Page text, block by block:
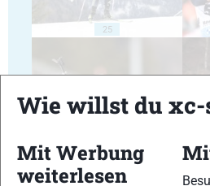
25
Wie willst du xc-
Mit Werbung
weiterlesen